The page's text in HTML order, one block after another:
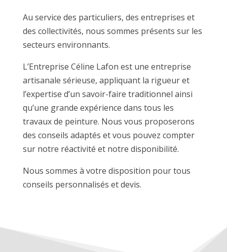
Au service des particuliers, des entreprises et
des collectivités, nous sommes présents sur les
secteurs environnants.
L’Entreprise Céline Lafon est une entreprise
artisanale sérieuse, appliquant la rigueur et
l’expertise d’un savoir-faire traditionnel ainsi
qu’une grande expérience dans tous les
travaux de peinture. Nous vous proposerons
des conseils adaptés et vous pouvez compter
sur notre réactivité et notre disponibilité.
Nous sommes à votre disposition pour tous
conseils personnalisés et devis.